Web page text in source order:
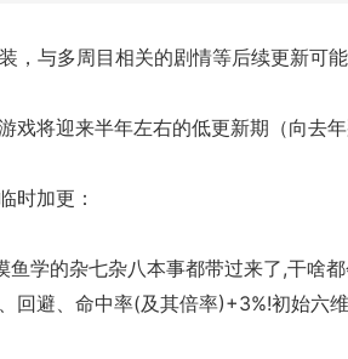
，与多周目相关的剧情等后续更新可
戏将迎来半年左右的低更新期（向去年
时加更：
鱼学的杂七杂八本事都带过来了,干啥
回避、命中率(及其倍率)+3%!初始六